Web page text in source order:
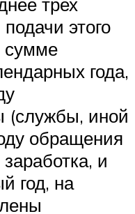
этого
сумме
года,
(службы, иной
обращения
и
год, на